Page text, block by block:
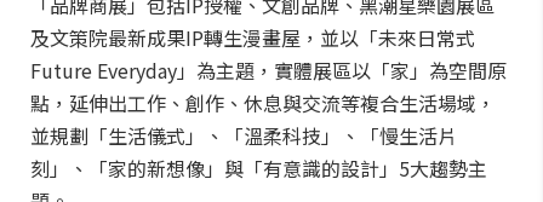
及文策院最新成果IP轉生漫畫屋，並以「未來日常式
Future Everyday」為主題，實體展區以「家」為空間原
點，延伸出工作、創作、休息與交流等複合生活場域，
並規劃「生活儀式」、「溫柔科技」、「慢生活片
刻」、「家的新想像」與「有意識的設計」5大趨勢主